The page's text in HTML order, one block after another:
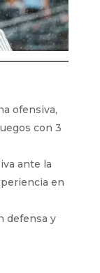
ofensiva,
con 3
ante la
en
defensa y